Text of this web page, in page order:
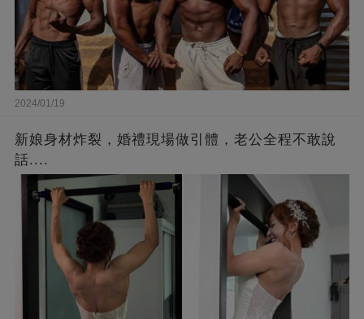
2024/01/19
新娘身材炸裂，婚禮現場做引體，老公全程不敢說
話....